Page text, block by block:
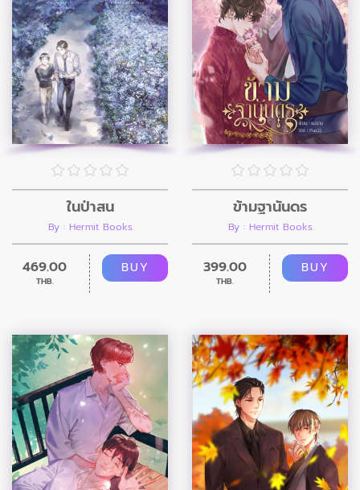
ในป่าสน
By : Hermit Books
469.00
THB.
BUY
ข้ามฐานันดร
By : Hermit Books
399.00
THB.
BUY